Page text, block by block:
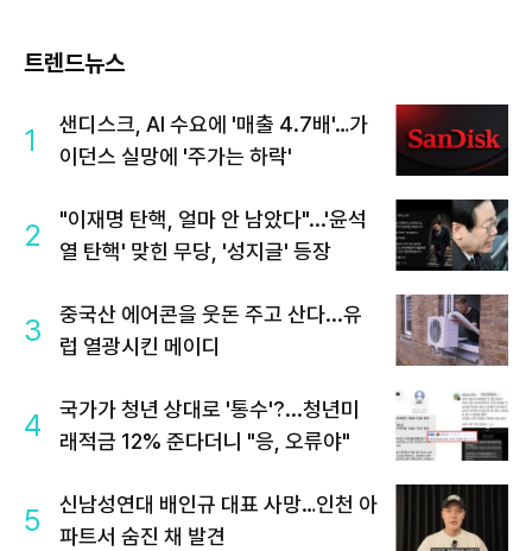
트렌드뉴스
1
샌디스크, AI 수요에 '매출 4.7배'…가
이던스 실망에 '주가는 하락'
2
"이재명 탄핵, 얼마 안 남았다"...'윤석
열 탄핵' 맞힌 무당, '성지글' 등장
3
중국산 에어콘을 웃돈 주고 산다...유
럽 열광시킨 메이디
4
국가가 청년 상대로 '통수'?...청년미
래적금 12% 준다더니 "응, 오류야"
5
신남성연대 배인규 대표 사망…인천 아
파트서 숨진 채 발견